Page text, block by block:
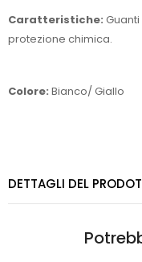
Caratteristiche:
protezione chimica.
Colore: Bianco/ Giallo
DETTAGLI DEL